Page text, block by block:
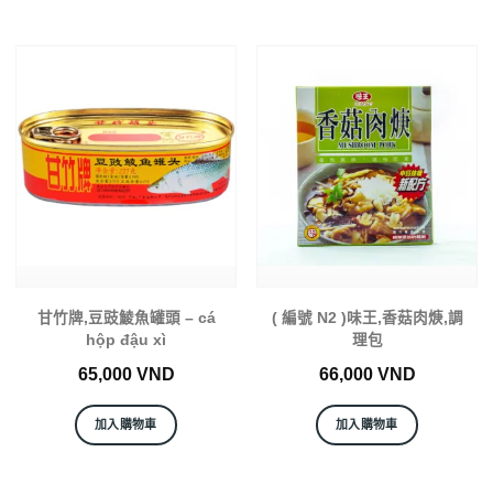
甘竹牌,豆豉鯪魚罐頭 – cá
hộp đậu xì
65,000 VND
加入購物車
( 編號 N2 )味王,香菇肉焿,調
理包
66,000 VND
加入購物車